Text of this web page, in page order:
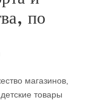
по
магазинов,
товары